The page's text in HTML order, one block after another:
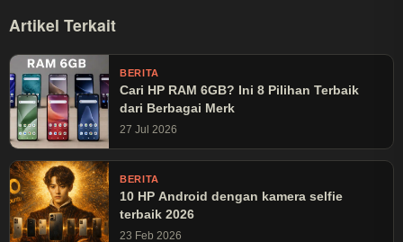
Artikel Terkait
BERITA
Cari HP RAM 6GB? Ini 8 Pilihan Terbaik
dari Berbagai Merk
27 Jul 2026
BERITA
10 HP Android dengan kamera selfie
terbaik 2026
23 Feb 2026